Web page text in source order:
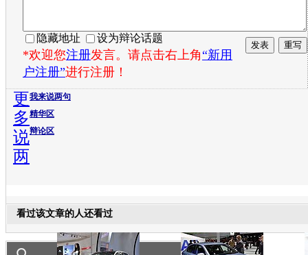
隐藏地址 设为辩论话题
*欢迎您注册发言。请点击右上角“新用
户注册”进行注册！
我来说两句
精华区
辩论区
更
多
说
两
看过该文章的人还看过